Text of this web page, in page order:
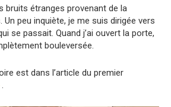
bruits étranges provenant de la
peu inquiète, je me suis dirigée vers
se passait. Quand j’ai ouvert la porte,
bouleversée.
est dans l’article du premier
.